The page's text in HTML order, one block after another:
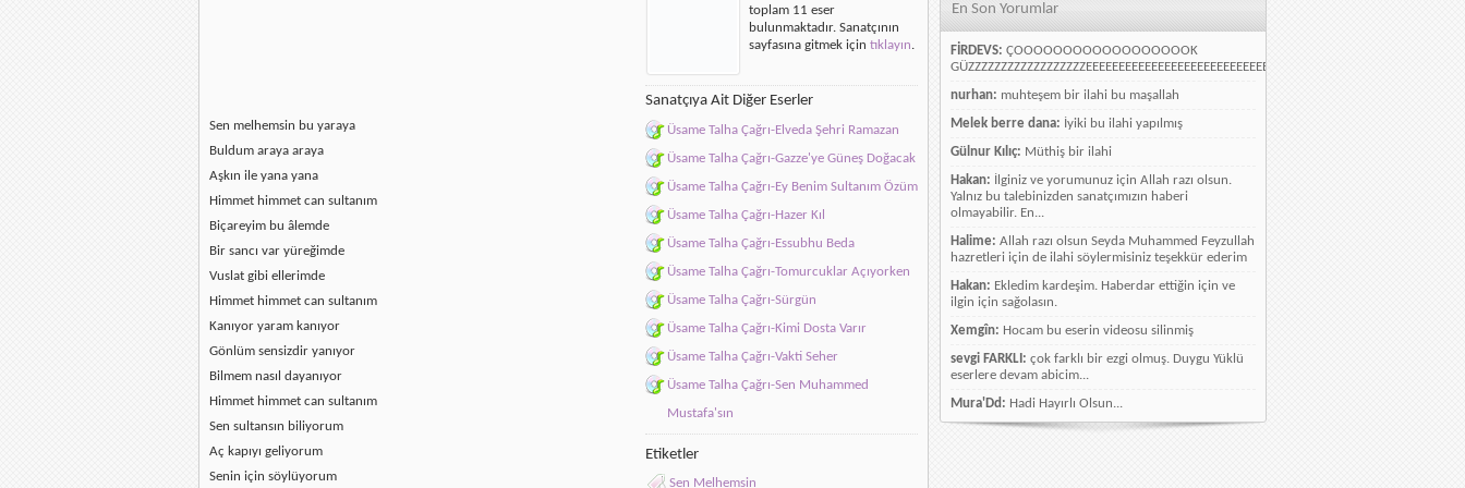
Sen melhemsin bu yaraya
Buldum araya araya
Aşkın ile yana yana
Himmet himmet can sultanım
Biçareyim bu âlemde
Bir sancı var yüreğimde
Vuslat gibi ellerimde
Himmet himmet can sultanım
Kanıyor yaram kanıyor
Gönlüm sensizdir yanıyor
Bilmem nasıl dayanıyor
Himmet himmet can sultanım
Sen sultansın biliyorum
Aç kapıyı geliyorum
Senin için söylüyorum
toplam 11 eser
bulunmaktadır. Sanatçının
sayfasına gitmek için tıklayın.
Sanatçıya Ait Diğer Eserler
Üsame Talha Çağrı-Elveda Şehri Ramazan
Üsame Talha Çağrı-Gazze'ye Güneş Doğacak
Üsame Talha Çağrı-Ey Benim Sultanım Özüm
Üsame Talha Çağrı-Hazer Kıl
Üsame Talha Çağrı-Essubhu Beda
Üsame Talha Çağrı-Tomurcuklar Açıyorken
Üsame Talha Çağrı-Sürgün
Üsame Talha Çağrı-Kimi Dosta Varır
Üsame Talha Çağrı-Vakti Seher
Üsame Talha Çağrı-Sen Muhammed
Mustafa'sın
Etiketler
Sen Melhemsin
En Son Yorumlar
FİRDEVS: ÇOOOOOOOOOOOOOOOOOOK
GÜZZZZZZZZZZZZZZZZZZEEEEEEEEEEEEEEEEEEEEEEEEEEEEELLLLLLLLLLLLLLLLLLLLLLLL
nurhan: muhteşem bir ilahi bu maşallah
Melek berre dana: İyiki bu ilahi yapılmış
Gülnur Kılıç: Müthiş bir ilahi
Hakan: İlginiz ve yorumunuz için Allah razı olsun.
Yalnız bu talebinizden sanatçımızın haberi
olmayabilir. En...
Halime: Allah razı olsun Seyda Muhammed Feyzullah
hazretleri için de ilahi söylermisiniz teşekkür ederim
Hakan: Ekledim kardeşim. Haberdar ettiğin için ve
ilgin için sağolasın.
Xemgîn: Hocam bu eserin videosu silinmiş
sevgi FARKLI: çok farklı bir ezgi olmuş. Duygu Yüklü
eserlere devam abicim...
Mura'Dd: Hadi Hayırlı Olsun...